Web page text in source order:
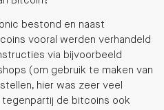
bestond en naast
vooral werden verhandeld
via bijvoorbeeld
(om gebruik te maken van
hier was zeer veel
de bitcoins ook